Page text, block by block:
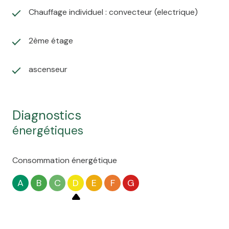
Chauffage individuel : convecteur (electrique)
2ème étage
ascenseur
diagnostics
énergétiques
Consommation énergétique
A B C D E F G